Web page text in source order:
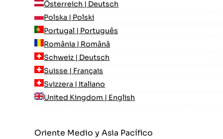
Österreich | Deutsch
Polska | Polski
Portugal | Português
România | Română
Schweiz | Deutsch
Suisse | Français
Svizzera | Italiano
United Kingdom | English
Oriente Medio y Asia Pacífico